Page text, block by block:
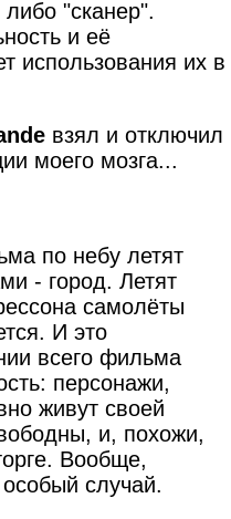
"сканер".
и её
использования их в
взял и отключил
моего мозга...
по небу летят
- город. Летят
самолёты
И это
всего фильма
персонажи,
живут своей
и, похожи,
Вообще,
случай.